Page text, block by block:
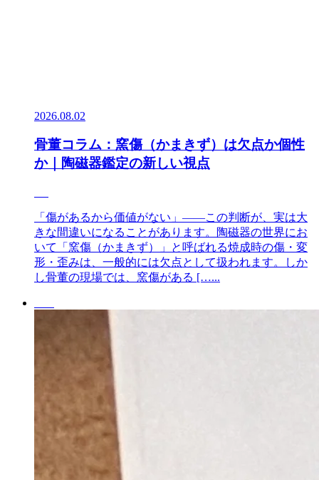
2026.08.02
骨董コラム：窯傷（かまきず）は欠点か個性
か｜陶磁器鑑定の新しい視点
「傷があるから価値がない」——この判断が、実は大
きな間違いになることがあります。陶磁器の世界にお
いて「窯傷（かまきず）」と呼ばれる焼成時の傷・変
形・歪みは、一般的には欠点として扱われます。しか
し骨董の現場では、窯傷がある […...